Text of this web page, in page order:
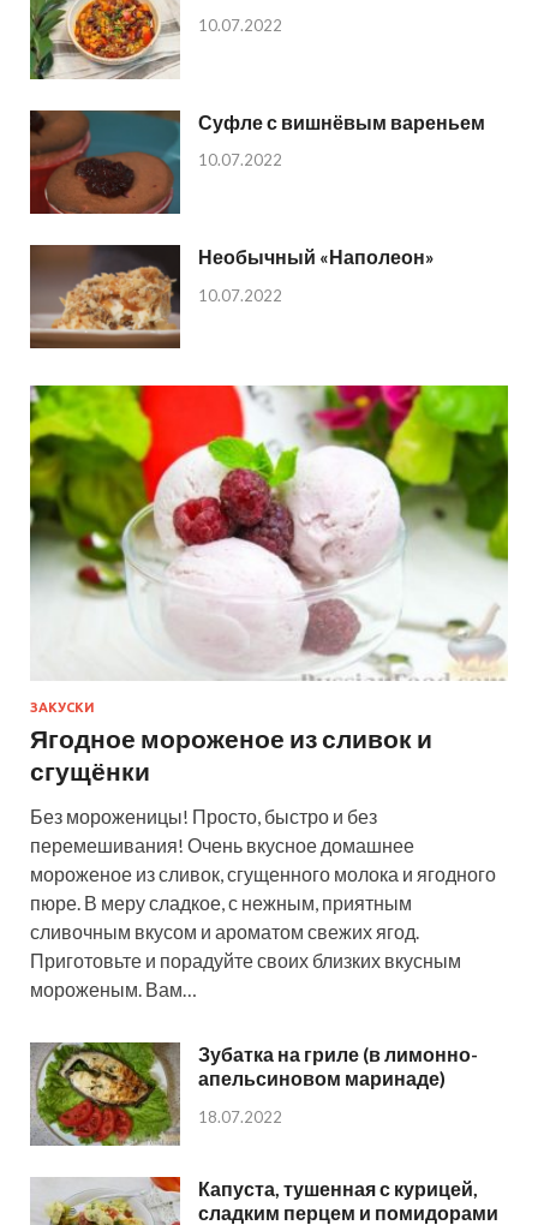
10.07.2022
Суфле с вишнёвым вареньем
10.07.2022
Необычный «Наполеон»
10.07.2022
ЗАКУСКИ
Ягодное мороженое из сливок и
сгущёнки
Без мороженицы! Просто, быстро и без
перемешивания! Очень вкусное домашнее
мороженое из сливок, сгущенного молока и ягодного
пюре. В меру сладкое, с нежным, приятным
сливочным вкусом и ароматом свежих ягод.
Приготовьте и порадуйте своих близких вкусным
мороженым. Вам…
Зубатка на гриле (в лимонно-
апельсиновом маринаде)
18.07.2022
Капуста, тушенная с курицей,
сладким перцем и помидорами